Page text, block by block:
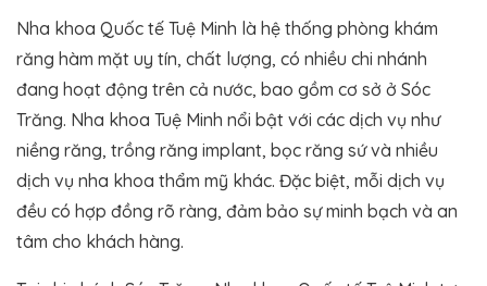
Nha khoa Quốc tế Tuệ Minh là hệ thống phòng khám
răng hàm mặt uy tín, chất lượng, có nhiều chi nhánh
đang hoạt động trên cả nước, bao gồm cơ sở ở Sóc
Trăng. Nha khoa Tuệ Minh nổi bật với các dịch vụ như
niềng răng, trồng răng implant, bọc răng sứ và nhiều
dịch vụ nha khoa thẩm mỹ khác. Đặc biệt, mỗi dịch vụ
đều có hợp đồng rõ ràng, đảm bảo sự minh bạch và an
tâm cho khách hàng.